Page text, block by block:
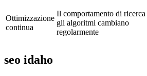
Ottimizzazione
continua
Il comportamento di ricerca
gli algoritmi cambiano
regolarmente
seo idaho